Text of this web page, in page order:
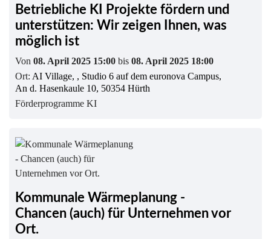
Betriebliche KI Projekte fördern und
unterstützen: Wir zeigen Ihnen, was
möglich ist
Von 08. April 2025 15:00 bis 08. April 2025 18:00
Ort: AI Village, , Studio 6 auf dem euronova Campus,
An d. Hasenkaule 10, 50354 Hürth
Förderprogramme KI
Kommunale Wärmeplanung -
Chancen (auch) für Unternehmen vor
Ort.